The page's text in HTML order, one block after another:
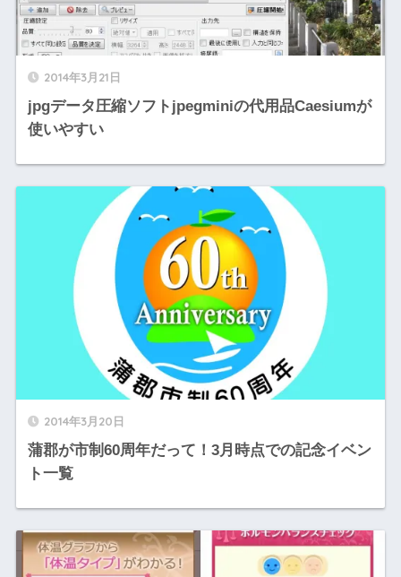
2014年3月21日
jpgデータ圧縮ソフトjpegminiの代用品Caesiumが
使いやすい
2014年3月20日
蒲郡が市制60周年だって！3月時点での記念イベン
ト一覧